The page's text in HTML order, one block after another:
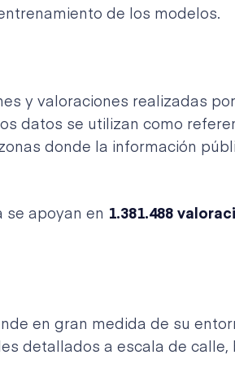
de los modelos.
y valoraciones realizadas
datos se utilizan como
donde la información
se apoyan en 1.381.488
en gran medida de su
detallados a escala de calle,